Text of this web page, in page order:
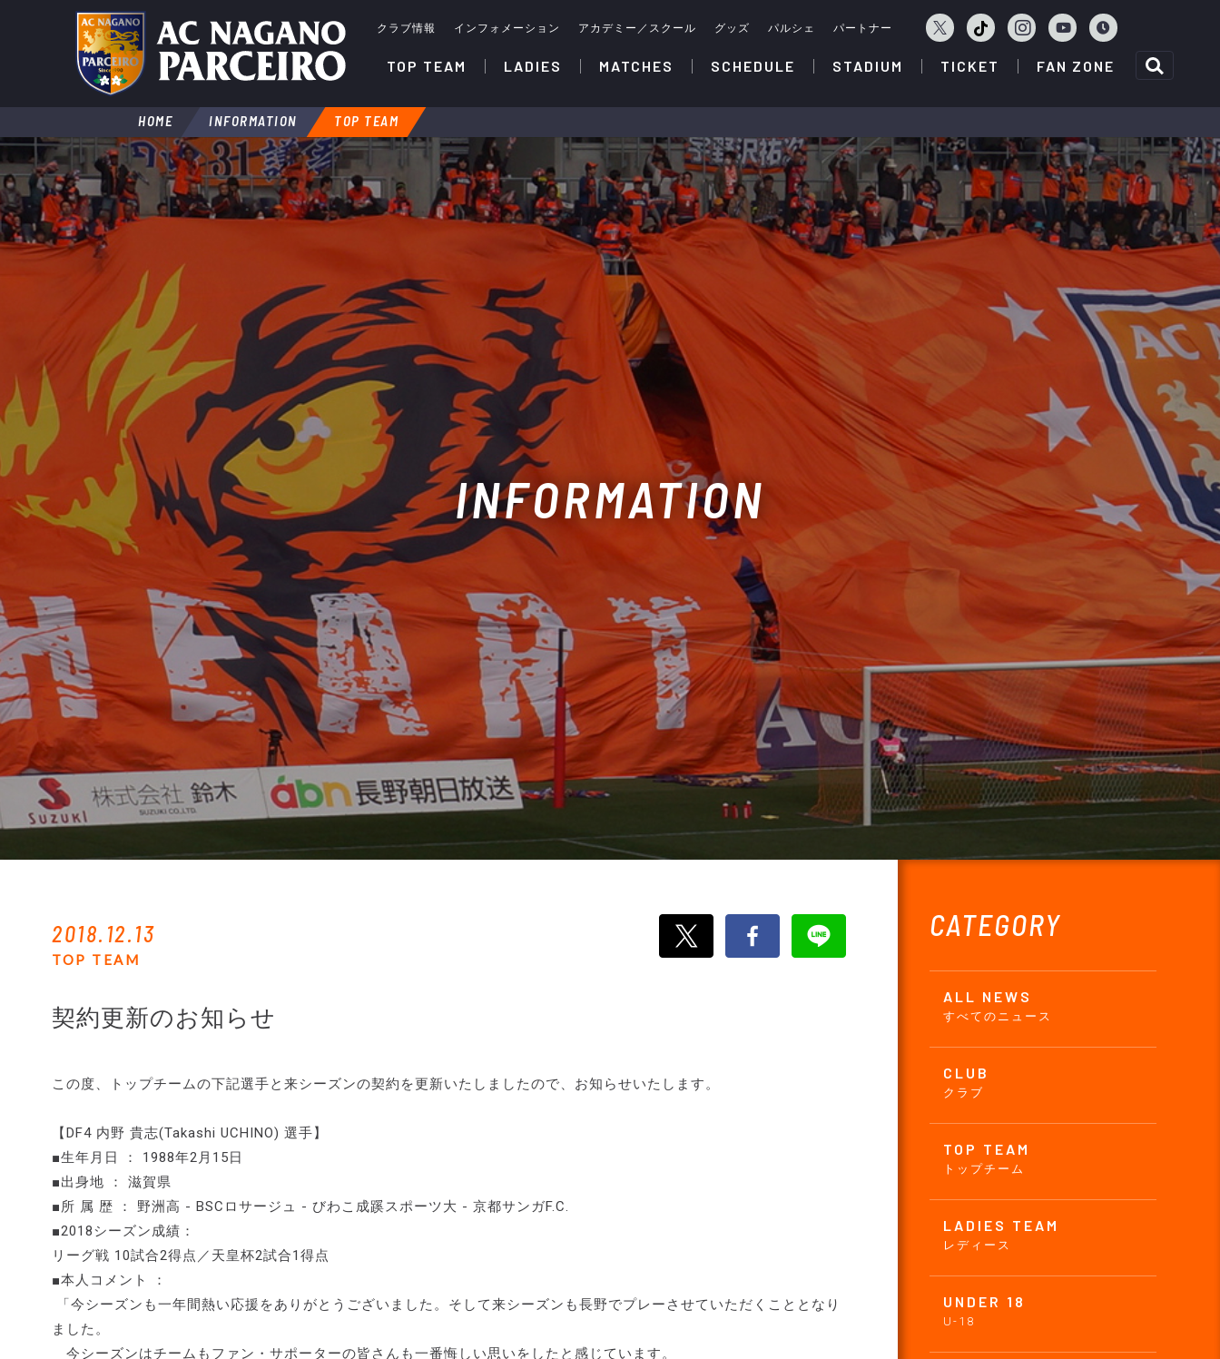
クラブ情報 インフォメーション アカデミー／スクール グッズ パルシェ パートナー
TOP TEAM LADIES MATCHES SCHEDULE STADIUM TICKET FAN ZONE
HOME INFORMATION TOP TEAM
INFORMATION
CATEGORY
ALL NEWS
すべてのニュース
CLUB
クラブ
TOP TEAM
トップチーム
LADIES TEAM
レディース
UNDER 18
U-18
2018.12.13
TOP TEAM
契約更新のお知らせ
この度、トップチームの下記選手と来シーズンの契約を更新いたしましたので、お知らせいたします。
【DF4 内野 貴志(Takashi UCHINO) 選手】
■生年月日 ： 1988年2月15日
■出身地 ： 滋賀県
■所 属 歴 ： 野洲高 - BSCロサージュ - びわこ成蹊スポーツ大 - 京都サンガF.C.
■2018シーズン成績：
リーグ戦 10試合2得点／天皇杯2試合1得点
■本人コメント ：
「今シーズンも一年間熱い応援をありがとうございました。そして来シーズンも長野でプレーさせていただくこととなり
ました。
今シーズンはチームもファン・サポーターの皆さんも一番悔しい思いをしたと感じています。